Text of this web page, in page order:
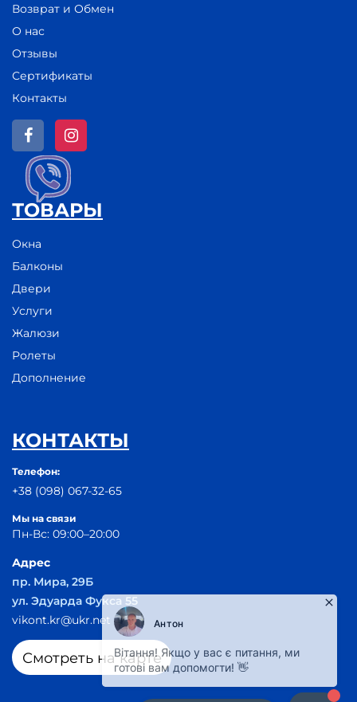
Возврат и Обмен
О нас
Отзывы
Сертификаты
Контакты
ТОВАРЫ
Окна
Балконы
Двери
Услуги
Жалюзи
Ролеты
Дополнение
КОНТАКТЫ
Телефон:
+38 (098) 067-32-65
Мы на связи
Пн-Вс: 09:00–20:00
Адрес
пр. Мира, 29Б
ул. Эдуарда Фукса 55
vikont.kr@ukr.net
Смотреть на карте